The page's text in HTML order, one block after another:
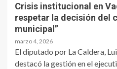
Crisis institucional en
respetar la decisión del
municipal’’
marzo 4, 2026
El diputado por La Caldera,
destacó la gestión en el